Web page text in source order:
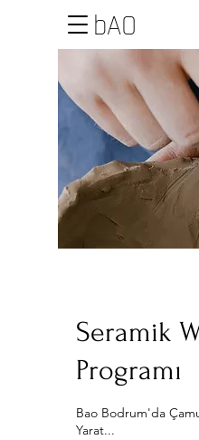
bAO
Seramik
Programı
Bao Bodrum'da
Yarat...